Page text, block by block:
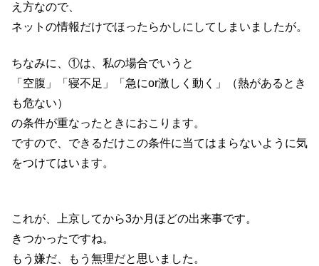
え方なので、
ネットの情報だけでほったらかしにしてしまいましたが。
ちなみに、①は、私の場合でいうと
「空腹」「寝不足」「急にor激しく動く」（熱があるとき
も危ない）
の条件が重なったときにおこります。
ですので、できるだけこの条件に当てはまらないように気
をつけてはいます。
これが、上京してから3か月ほどの出来事です。
きつかったですね。
もう嫌だ、もう無理だと思いました。